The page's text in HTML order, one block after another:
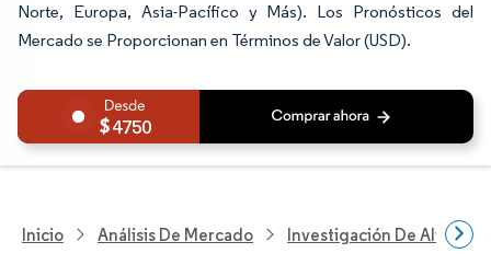
Norte, Europa, Asia-Pacífico y Más). Los Pronósticos del
Mercado se Proporcionan en Términos de Valor (USD).
4750
Inicio Análisis De Mercado Investigación De